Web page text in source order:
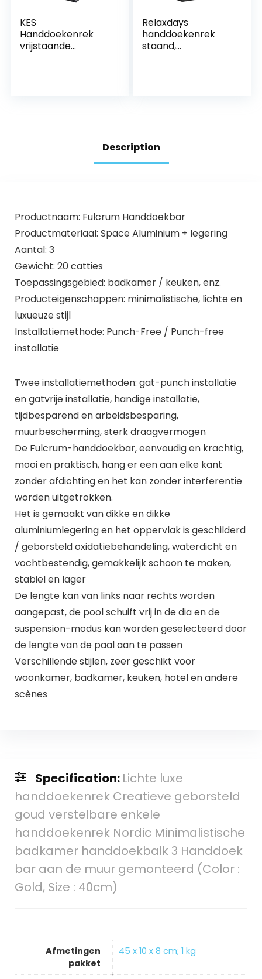
KES
Handdoekenrek
vrijstaande
afwerking, BTH221-
Relaxdays
handdoekenrek
staand,
Description
Productnaam: Fulcrum Handdoekbar
Productmateriaal: Space Aluminium + legering
Aantal: 3
Gewicht: 20 catties
Toepassingsgebied: badkamer / keuken, enz.
Producteigenschappen: minimalistische, lichte en
luxueuze stijl
Installatiemethode: Punch-Free / Punch-free
installatie
Twee installatiemethoden: gat-punch installatie
en gatvrije installatie, handige installatie,
tijdbesparend en arbeidsbesparing,
muurbescherming, sterk draagvermogen
De Fulcrum-handdoekbar, eenvoudig en krachtig,
mooi en praktisch, hang er een aan elke kant
zonder afdichting en het kan zonder interferentie
worden uitgetrokken.
Het is gemaakt van dikke en dikke
aluminiumlegering en het oppervlak is geschilderd
/ geborsteld oxidatiebehandeling, waterdicht en
vochtbestendig, gemakkelijk schoon te maken,
stabiel en lager
De lengte kan van links naar rechts worden
aangepast, de pool schuift vrij in de dia en de
suspension-modus kan worden geselecteerd door
de lengte van de paal aan te passen
Verschillende stijlen, zeer geschikt voor
woonkamer, badkamer, keuken, hotel en andere
scènes
Specification: Lichte luxe
handdoekenrek Creatieve geborsteld
goud verstelbare enkele
handdoekenrek Nordic Minimalistische
badkamer handdoekbalk 3 Handdoek
bar aan de muur gemonteerd (Color :
Gold, Size : 40cm)
Afmetingen
pakket
‎45 x 10 x 8 cm; 1 kg